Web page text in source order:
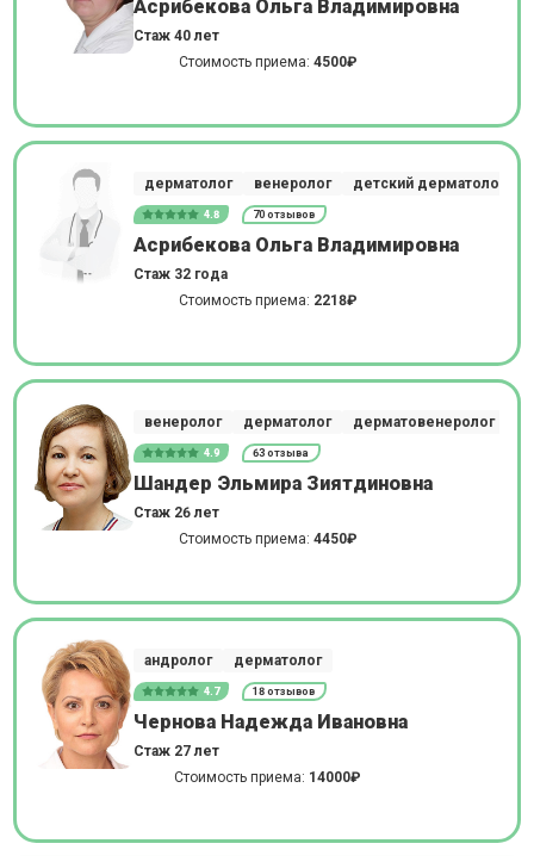
Асрибекова Ольга Владимировна
Стаж 40 лет
Стоимость приема: 4500₽
дерматолог венеролог детский дерматолог
4.8 70 отзывов
Асрибекова Ольга Владимировна
Стаж 32 года
Стоимость приема: 2218₽
венеролог дерматолог дерматовенеролог
4.9 63 отзыва
Шандер Эльмира Зиятдиновна
Стаж 26 лет
Стоимость приема: 4450₽
андролог дерматолог
4.7 18 отзывов
Чернова Надежда Ивановна
Стаж 27 лет
Стоимость приема: 14000₽